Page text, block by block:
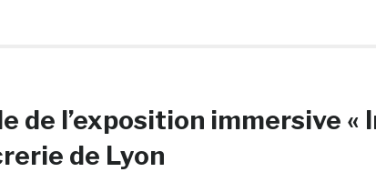
de l’exposition immersive «
de Lyon